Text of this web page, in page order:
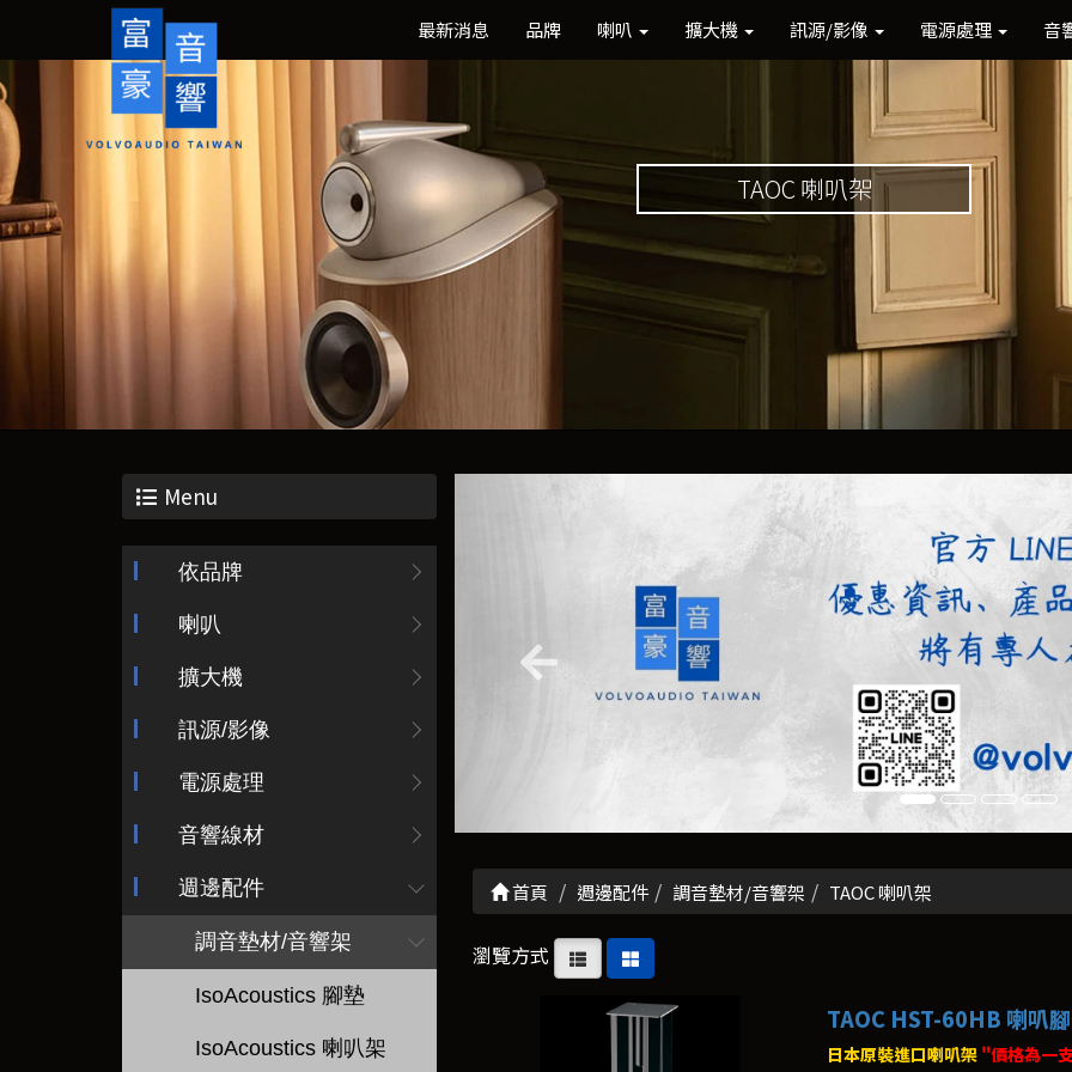
最新消息 品牌 喇叭 擴大機 訊源/影像 電源處理 音
TAOC 喇叭架
Menu
依品牌
喇叭
擴大機
訊源/影像
電源處理
音響線材
週邊配件
調音墊材/音響架
IsoAcoustics 腳墊
IsoAcoustics 喇叭架
首頁 週邊配件 調音墊材/音響架 TAOC 喇叭架
瀏覽方式
TAOC HST-60HB 喇叭
日本原裝進口喇叭架 "價格為一